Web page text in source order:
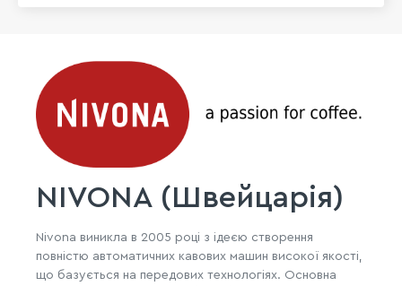
NIVONA (Швейцарія)
Nivona виникла в 2005 році з ідеєю створення
повністю автоматичних кавових машин високої якості,
що базується на передових технологіях. Основна